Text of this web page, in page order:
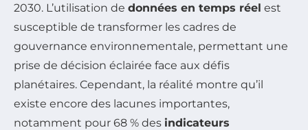
2030. L’utilisation de données en temps réel est
susceptible de transformer les cadres de
gouvernance environnementale, permettant une
prise de décision éclairée face aux défis
planétaires. Cependant, la réalité montre qu’il
existe encore des lacunes importantes,
notamment pour 68 % des indicateurs